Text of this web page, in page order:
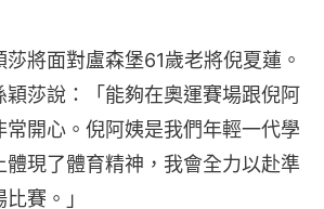
將面對盧森堡61歲老將倪夏蓮。
穎莎說：「能夠在奧運賽場跟倪阿
開心。倪阿姨是我們年輕一代學
體現了體育精神，我會全力以赴準
賽。」